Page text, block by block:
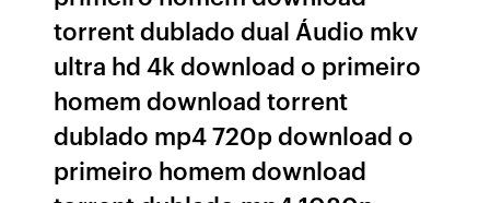
torrent dublado dual Áudio mkv
ultra hd 4k download o primeiro
homem download torrent
dublado mp4 720p download o
primeiro homem download